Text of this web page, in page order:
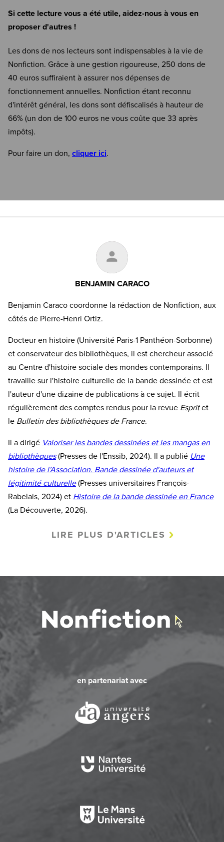
Si cette lecture vous a été utile, aidez-nous à vous en
proposer d'autres !
Les dons de nos lecteurs sont indispensables à la vie de
Nonfiction. Grâce à une gestion rigoureuse, 250 dons de
40 euros suffiraient à assurer nos dépenses de
fonctionnement annuelles. Nonfiction étant reconnu
d'intérêt général, les dons sont défiscalisés à hauteur de
66% (un don de 100 euros ne vous coûte que 33 après
impôts).
Pour faire un don, cliquer ici.
BENJAMIN CARACO
Benjamin Caraco coordonne la rédaction de Nonfiction, aux
côtés de Pierre-Henri Ortiz.
Docteur en histoire (Université Paris-1 Panthéon-Sorbonne)
et conservateur des bibliothèques, il est chercheur associé
au Centre d'histoire sociale des mondes contemporains. Il
travaille sur l'histoire culturelle de la bande dessinée et est
l'auteur d'une dizaine de publications à ce sujet. Il écrit
régulièrement des comptes rendus pour la revue Espritet
le Bulletin des bibliothèques de France.
Il a dirigé Valoriser les bandes dessinées et les mangas en
bibliothèques(Presses de l'Enssib, 2024). Il a publié Une
histoire de l’Association. Bande dessinée d'auteurs et
légitimité culturelle(Presses universitaires François-
Rabelais, 2024) et Histoire de la bande dessinée en France
(La Découverte, 2026).
LIRE PLUS D'ARTICLES
en partenariat avec